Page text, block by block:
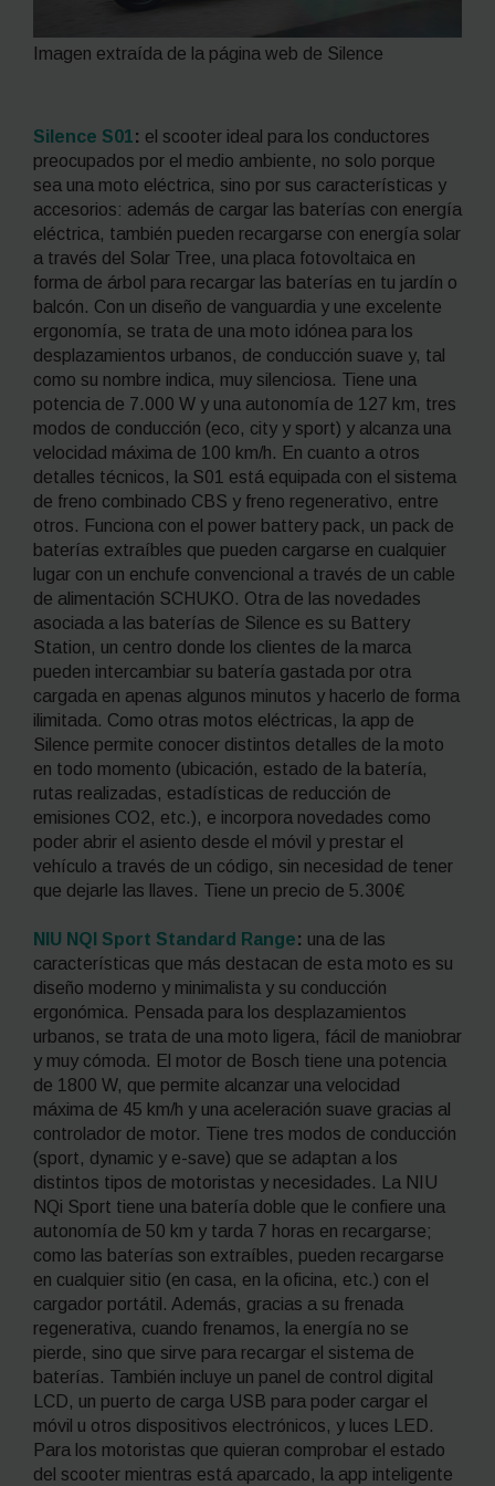
Imagen extraída de la página web de Silence
Silence S01: el scooter ideal para los conductores
preocupados por el medio ambiente, no solo porque
sea una moto eléctrica, sino por sus características y
accesorios: además de cargar las baterías con energía
eléctrica, también pueden recargarse con energía solar
a través del Solar Tree, una placa fotovoltaica en
forma de árbol para recargar las baterías en tu jardín o
balcón. Con un diseño de vanguardia y une excelente
ergonomía, se trata de una moto idónea para los
desplazamientos urbanos, de conducción suave y, tal
como su nombre indica, muy silenciosa. Tiene una
potencia de 7.000 W y una autonomía de 127 km, tres
modos de conducción (eco, city y sport) y alcanza una
velocidad máxima de 100 km/h. En cuanto a otros
detalles técnicos, la S01 está equipada con el sistema
de freno combinado CBS y freno regenerativo, entre
otros. Funciona con el power battery pack, un pack de
baterías extraíbles que pueden cargarse en cualquier
lugar con un enchufe convencional a través de un cable
de alimentación SCHUKO. Otra de las novedades
asociada a las baterías de Silence es su Battery
Station, un centro donde los clientes de la marca
pueden intercambiar su batería gastada por otra
cargada en apenas algunos minutos y hacerlo de forma
ilimitada. Como otras motos eléctricas, la app de
Silence permite conocer distintos detalles de la moto
en todo momento (ubicación, estado de la batería,
rutas realizadas, estadísticas de reducción de
emisiones CO2, etc.), e incorpora novedades como
poder abrir el asiento desde el móvil y prestar el
vehículo a través de un código, sin necesidad de tener
que dejarle las llaves. Tiene un precio de 5.300€
NIU NQI Sport Standard Range: una de las
características que más destacan de esta moto es su
diseño moderno y minimalista y su conducción
ergonómica. Pensada para los desplazamientos
urbanos, se trata de una moto ligera, fácil de maniobrar
y muy cómoda. El motor de Bosch tiene una potencia
de 1800 W, que permite alcanzar una velocidad
máxima de 45 km/h y una aceleración suave gracias al
controlador de motor. Tiene tres modos de conducción
(sport, dynamic y e-save) que se adaptan a los
distintos tipos de motoristas y necesidades. La NIU
NQi Sport tiene una batería doble que le confiere una
autonomía de 50 km y tarda 7 horas en recargarse;
como las baterías son extraíbles, pueden recargarse
en cualquier sitio (en casa, en la oficina, etc.) con el
cargador portátil. Además, gracias a su frenada
regenerativa, cuando frenamos, la energía no se
pierde, sino que sirve para recargar el sistema de
baterías. También incluye un panel de control digital
LCD, un puerto de carga USB para poder cargar el
móvil u otros dispositivos electrónicos, y luces LED.
Para los motoristas que quieran comprobar el estado
del scooter mientras está aparcado, la app inteligente